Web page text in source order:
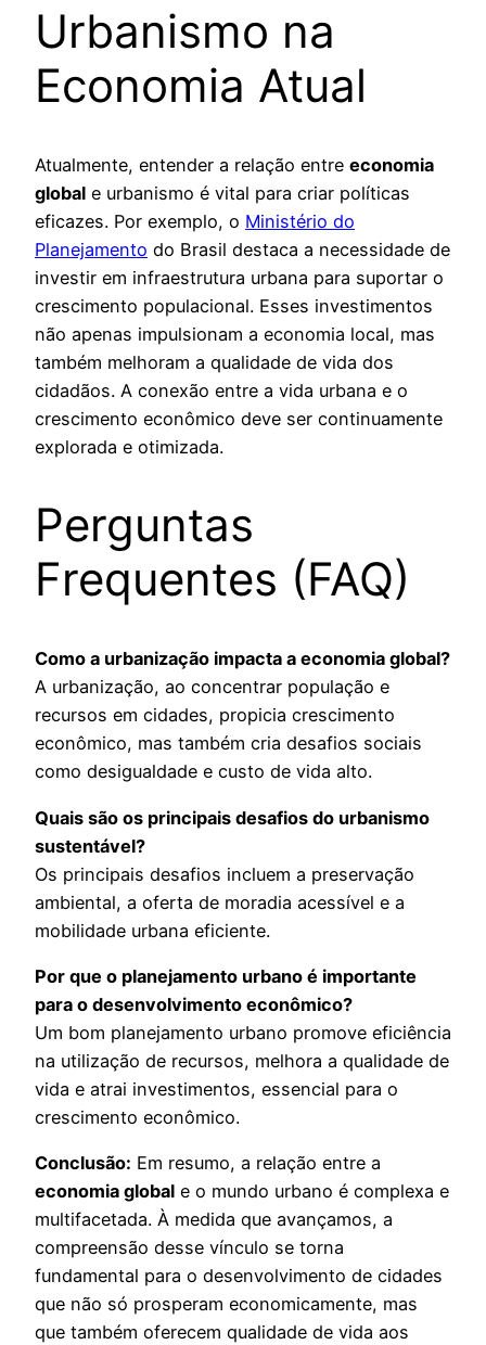
Urbanismo na
Economia Atual
Atualmente, entender a relação entre economia
global e urbanismo é vital para criar políticas
eficazes. Por exemplo, o Ministério do
Planejamento do Brasil destaca a necessidade de
investir em infraestrutura urbana para suportar o
crescimento populacional. Esses investimentos
não apenas impulsionam a economia local, mas
também melhoram a qualidade de vida dos
cidadãos. A conexão entre a vida urbana e o
crescimento econômico deve ser continuamente
explorada e otimizada.
Perguntas
Frequentes (FAQ)
Como a urbanização impacta a economia global?
A urbanização, ao concentrar população e
recursos em cidades, propicia crescimento
econômico, mas também cria desafios sociais
como desigualdade e custo de vida alto.
Quais são os principais desafios do urbanismo
sustentável?
Os principais desafios incluem a preservação
ambiental, a oferta de moradia acessível e a
mobilidade urbana eficiente.
Por que o planejamento urbano é importante
para o desenvolvimento econômico?
Um bom planejamento urbano promove eficiência
na utilização de recursos, melhora a qualidade de
vida e atrai investimentos, essencial para o
crescimento econômico.
Conclusão: Em resumo, a relação entre a
economia global e o mundo urbano é complexa e
multifacetada. À medida que avançamos, a
compreensão desse vínculo se torna
fundamental para o desenvolvimento de cidades
que não só prosperam economicamente, mas
que também oferecem qualidade de vida aos